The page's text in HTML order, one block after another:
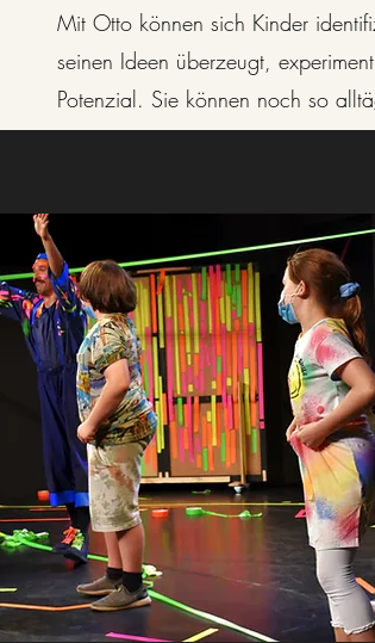
Mit Otto können sich Kinder
seinen Ideen überzeugt,
Potenzial. Sie können noch so
wer und wie einzigartig er ist und
und zu kommunizieren.
Die Kompetenz, das innere Kind
„Jedes Kind ist ein Künstler. Das
Picasso)
Das Potenzial in einfachen
nutzen bedeutet für Otto als
Überlebensstrategien
Kontakt mit Menschen, kann sich
Kinder verlieren an Kreativität, je
als Ausnahme zu nennen). Unter